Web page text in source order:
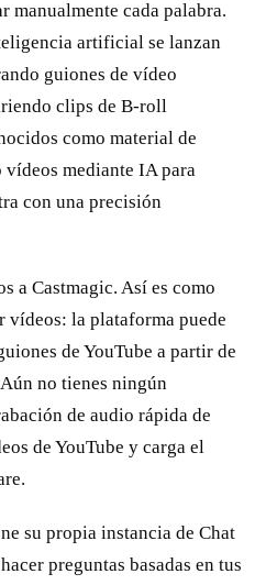
cada palabra.
artificial se lanzan
guiones de vídeo
clips de B-roll
como material de
mediante IA para
con una precisión
a Castmagic. Así es como
vídeos: la plataforma puede
de YouTube a partir de
no tienes ningún
de audio rápida de
de YouTube y carga el
su propia instancia de Chat
preguntas basadas en tus